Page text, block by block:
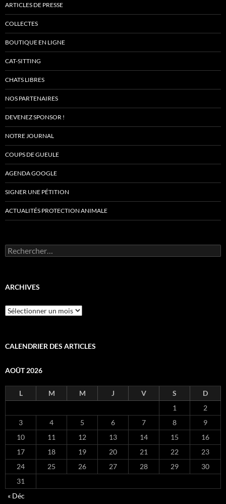
ARTICLES DE PRESSE
COLLECTES
BOUTIQUE EN LIGNE
CAT-SITTING
CHATS LIBRES
NOS PARTENAIRES
DEVENEZ SPONSOR !
NOTRE JOURNAL
COUPS DE GUEULE
AGENDA GOOGLE
SIGNER UNE PÉTITION
ACTUALITÉS PROTECTION ANIMALE
Rechercher :
ARCHIVES
Archives
CALENDRIER DES ARTICLES
AOÛT 2026
L M M J V S
D
1
2
3
4 5 6 7 8
9
10
11 12 13 14 15
16
17
18 19 20 21 22
23
24
25 26 27 28 29
30
31
« Déc